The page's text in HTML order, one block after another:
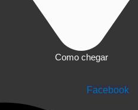
Como chegar
Facebook